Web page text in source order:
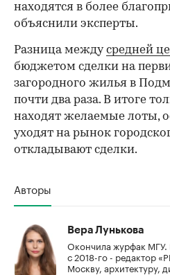
находятся в более
объяснили эксперты.
Разница междусредней
бюджетом сделки на
загородного жилья в
почти два раза. В итоге
находят желаемые лоты,
уходят на рынок
откладывают сделки.
Авторы
Вера Лунькова
Окончила журфак МГУ.
с 2018-го - редактор
Москву, архитектуру,